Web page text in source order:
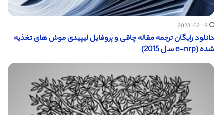
2023-02-19
دانلود رایگان ترجمه مقاله چاقی و پروفایل لیپیدی موش های تغذیه
شده (e-nrp سال 2015)